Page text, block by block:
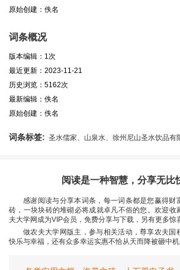
原始创建：佚名
词条概况
版本编辑：1次
最近更新：2023-11-21
历史浏览：5162次
最新编辑：佚名
原始创建：佚名
词条标签: 圣水儒家、山泉水、徐州尼山圣水饮品有
阅读是一种智慧，分享无比
感谢阅读与分享本词条，每一词条都是您赢得财
砖，一块块砖的堆砌必将成就卓凡不俗的您。欢迎收
夫大学网成为VIP会员，免费分享与下载，另有更多惊
做农夫大学网版主，参与相关活动，尊享农夫国
快乐与幸福，还有众多幸运实惠不恰从天而降被砸中机